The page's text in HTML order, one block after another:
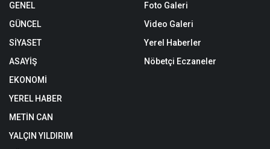
GENEL
GÜNCEL
SİYASET
ASAYİŞ
EKONOMİ
YEREL HABER
METİN CAN
YALÇIN YILDIRIM
Foto Galeri
Video Galeri
Yerel Haberler
Nöbetçi Eczaneler